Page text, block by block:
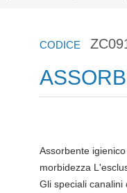
CODICE
Assorbente
morbidezza
Gli speciali